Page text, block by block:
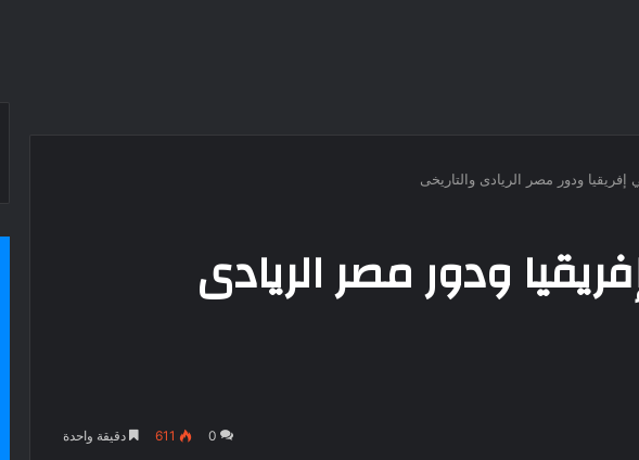
إفريقيا ودور مصر الريادى والتاريخى
ودور مصر الريادى
0
611 دقيقة واحدة